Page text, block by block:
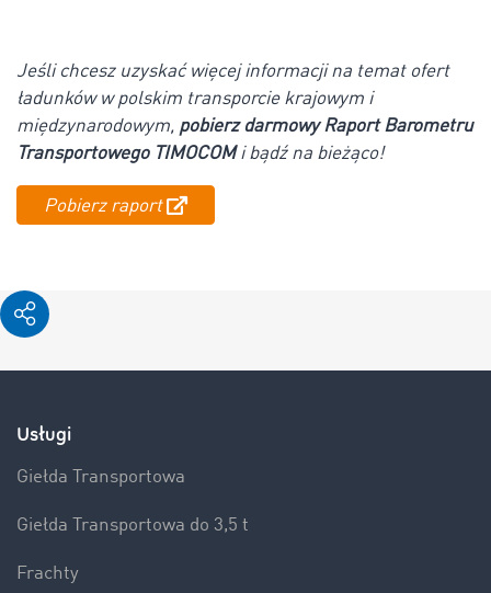
Jeśli chcesz uzyskać więcej informacji na temat ofert
ładunków w polskim transporcie krajowym i
międzynarodowym, pobierz darmowy Raport Barometru
Transportowego TIMOCOMi bądź na bieżąco!
Pobierz raport
Usługi
Giełda Transportowa
Giełda Transportowa do 3,5 t
Frachty